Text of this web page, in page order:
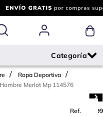
Ropa Deportiva
Merlot Mp 114576
Ref.
792799